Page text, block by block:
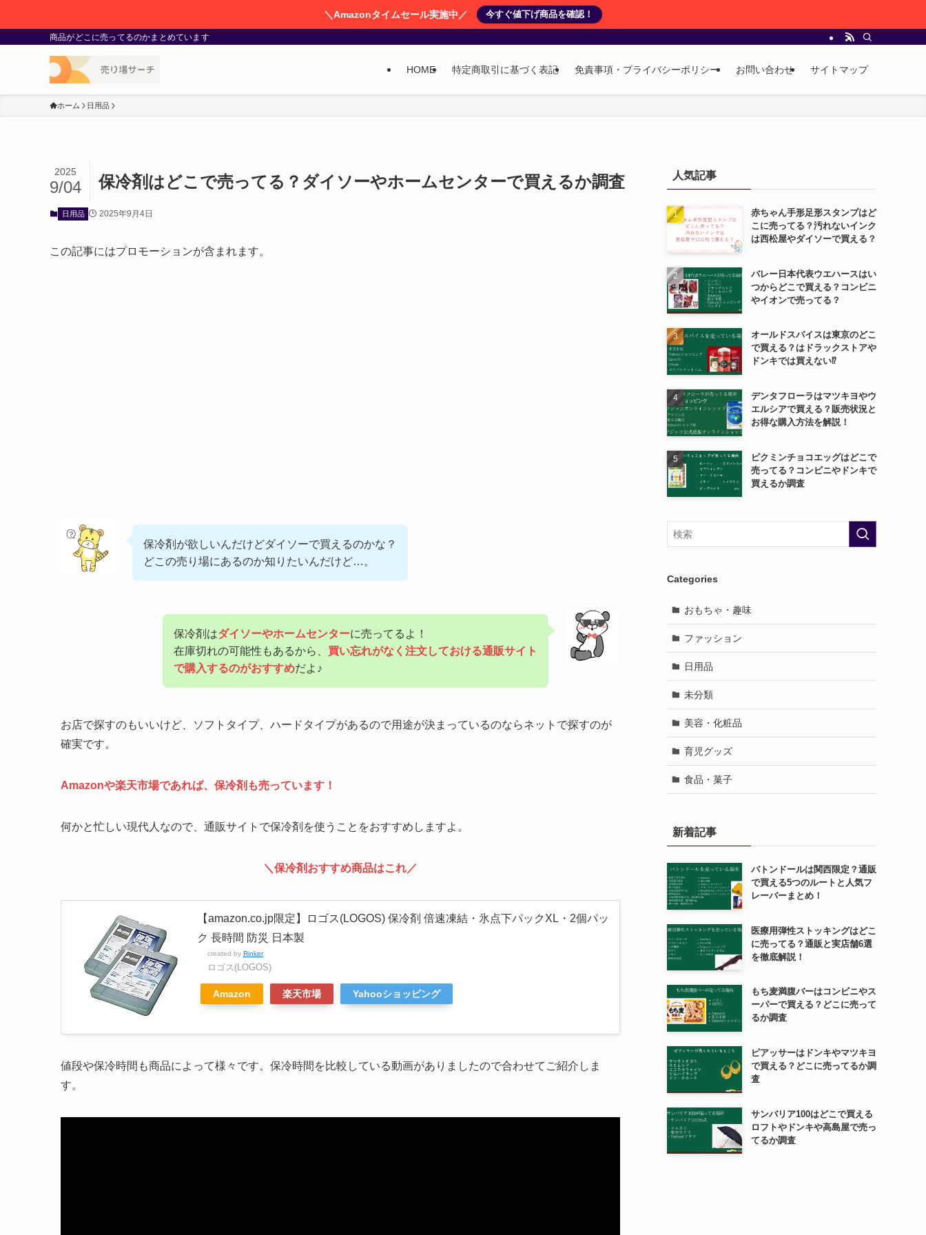
＼Amazonタイムセール実施中／ 今すぐ値下げ商品を確認！
商品がどこに売ってるのかまとめています
HOME 特定商取引に基づく表記 免責事項・プライバシーポリシー お問い合わせ サイトマップ
ホーム 日用品
保冷剤はどこで売ってる？ダイソーやホームセンターで買えるか調査
2025
9/04
日用品 2025年9月4日
この記事にはプロモーションが含まれます。
保冷剤が欲しいんだけどダイソーで買えるのかな？
どこの売り場にあるのか知りたいんだけど…。
保冷剤はダイソーやホームセンターに売ってるよ！
在庫切れの可能性もあるから、 買い忘れがなく注文しておける通販サイト
で購入するのがおすすめだよ♪
お店で探すのもいいけど、ソフトタイプ、ハードタイプがあるので用途が決まっているのならネットで探すのが
確実です。
Amazonや楽天市場であれば、保冷剤も売っています！
何かと忙しい現代人なので、通販サイトで保冷剤を使うことをおすすめしますよ。
＼保冷剤おすすめ商品はこれ／
【amazon.co.jp限定】ロゴス(LOGOS) 保冷剤 倍速凍結・氷点下パックXL・2個パッ
ク 長時間 防災 日本製
created by Rinker
ロゴス(LOGOS)
Amazon 楽天市場 Yahooショッピング
値段や保冷時間も商品によって様々です。保冷時間を比較している動画がありましたので合わせてご紹介しま
す。
人気記事
赤ちゃん手形足形スタンプはど
こに売ってる？汚れないインク
は西松屋やダイソーで買える？
バレー日本代表ウエハースはい
つからどこで買える？コンビニ
やイオンで売ってる？
オールドスパイスは東京のどこ
で買える？はドラックストアや
ドンキでは買えない⁉
デンタフローラはマツキヨやウ
エルシアで買える？販売状況と
お得な購入方法を解説！
ピクミンチョコエッグはどこで
売ってる？コンビニやドンキで
買えるか調査
Categories
おもちゃ・趣味
ファッション
日用品
未分類
美容・化粧品
育児グッズ
食品・菓子
新着記事
バトンドールは関西限定？通販
で買える5つのルートと人気フ
レーバーまとめ！
医療用弾性ストッキングはどこ
に売ってる？通販と実店舗6選
を徹底解説！
もち麦満腹バーはコンビニやス
ーパーで買える？どこに売って
るか調査
ピアッサーはドンキやマツキヨ
で買える？どこに売ってるか調
査
サンバリア100はどこで買える
ロフトやドンキや高島屋で売っ
てるか調査